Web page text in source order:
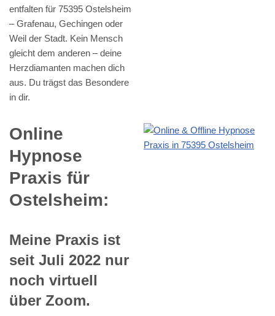
entfalten für 75395 Ostelsheim
– Grafenau, Gechingen oder
Weil der Stadt. Kein Mensch
gleicht dem anderen – deine
Herzdiamanten machen dich
aus. Du trägst das Besondere
in dir.
Online
Hypnose
Praxis für
Ostelsheim:
Meine Praxis ist
seit Juli 2022 nur
noch virtuell
über Zoom.